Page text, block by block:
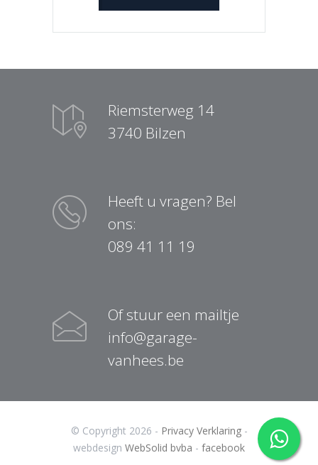
Riemsterweg 14
3740 Bilzen
Heeft u vragen? Bel
ons:
089 41 11 19
Of stuur een mailtje
info@garage-
vanhees.be
© Copyright 2026 - Privacy Verklaring-
webdesign WebSolid bvba - facebook